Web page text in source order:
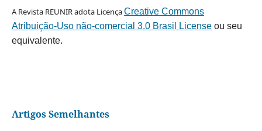
A Revista REUNIR adota LicençaCreative Commons
Atribuição-Uso não-comercial 3.0 Brasil Licenseou seu
equivalente.
Artigos Semelhantes